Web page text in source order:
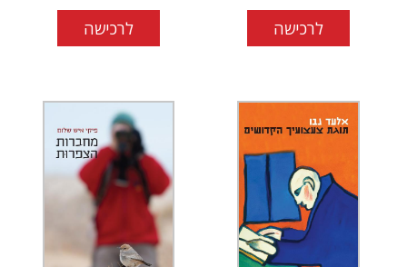
לרכישה לרכישה